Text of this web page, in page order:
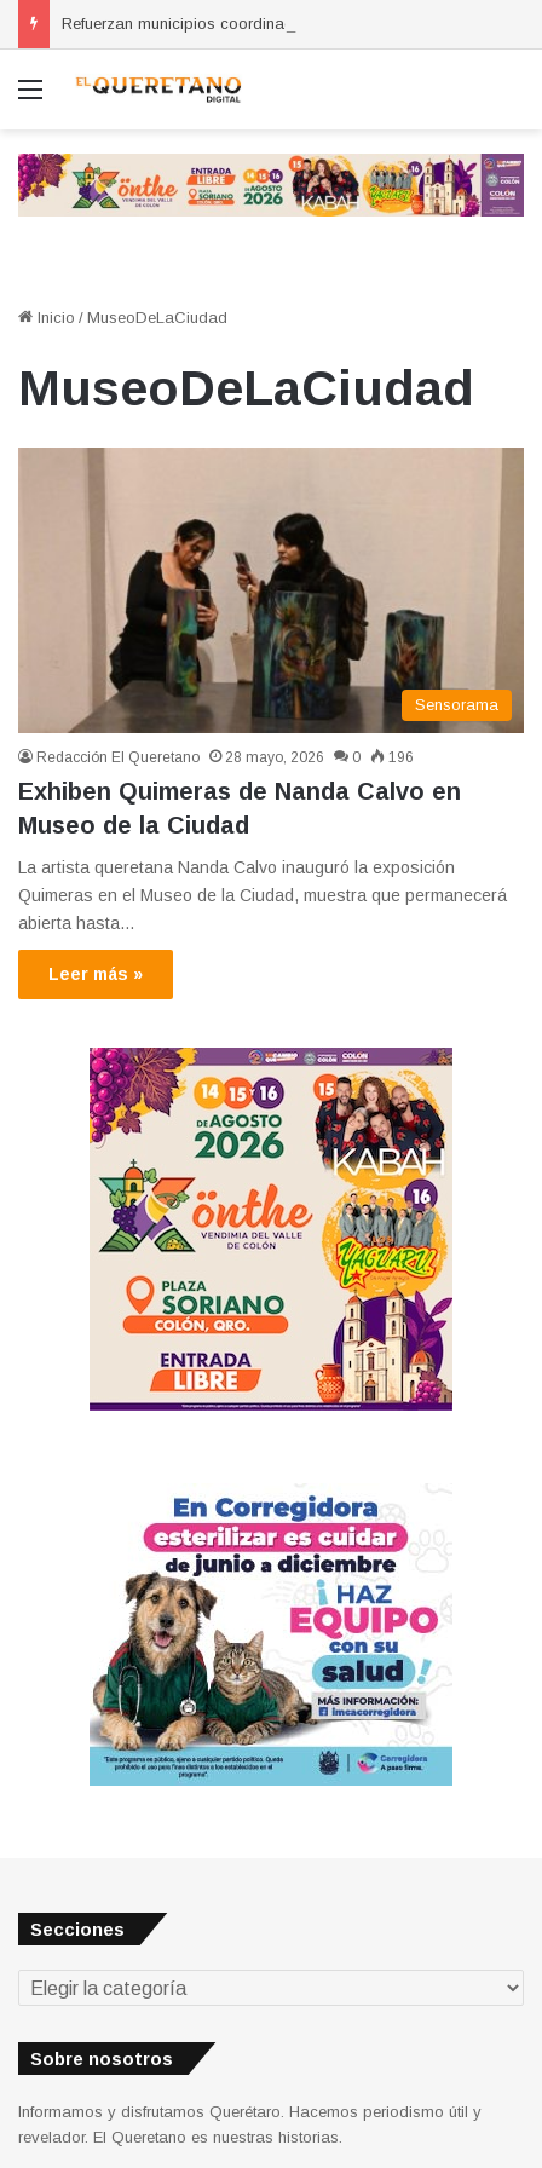
Menú
Inicio / MuseoDeLaCiudad
MuseoDeLaCiudad
Sensorama
Redacción El Queretano 28 mayo, 2026 0 196
Exhiben Quimeras de Nanda Calvo en
Museo de la Ciudad
La artista queretana Nanda Calvo inauguró la exposición
Quimeras en el Museo de la Ciudad, muestra que permanecerá
abierta hasta…
Leer más »
Secciones
Secciones
Sobre nosotros
Informamos y disfrutamos Querétaro. Hacemos periodismo útil y
revelador. El Queretano es nuestras historias.